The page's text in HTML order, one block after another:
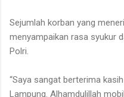
Sejumlah korban yang
menyampaikan rasa syukur
Polri.
“Saya sangat berterima
Lampung. Alhamdulillah